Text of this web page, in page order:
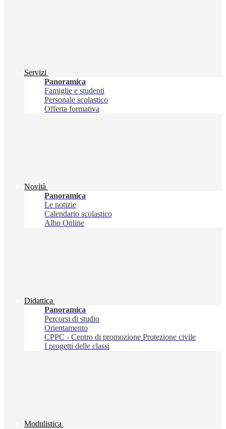
Servizi
Panoramica
Famiglie e studenti
Personale scolastico
Offerta formativa
Novità
Panoramica
Le notizie
Calendario scolastico
Albo Online
Didattica
Panoramica
Percorsi di studio
Orientamento
CPPC - Centro di promozione Protezione civile
I progetti delle classi
Modulistica